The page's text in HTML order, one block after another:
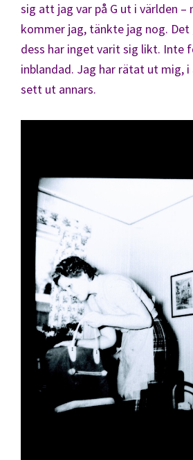
sig att jag var på G ut i världen –
kommer jag, tänkte jag nog. Det
dess har inget varit sig likt. Inte
inblandad. Jag har rätat ut mig, i
sett ut annars.